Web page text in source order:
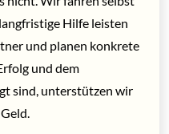
Hilfe leisten
und planen konkrete
und dem
sind, unterstützen wir